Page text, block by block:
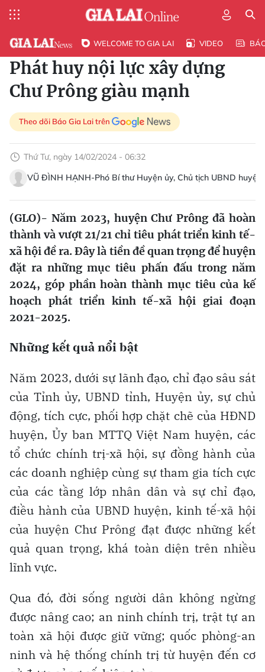
WELCOME TO GIA LAI VIDEO
Phát huy nội lực xây dựng
Chư Prông giàu mạnh
Theo dõi Báo Gia Lai trên
Thứ Tư, ngày 14/02/2024 - 06:32
VŨ ĐÌNH HẠNH-Phó Bí thư Huyện ủy, Chủ tịch UBND huyện
(GLO)- Năm 2023, huyện Chư Prông đã hoàn
thành và vượt 21/21 chỉ tiêu phát triển kinh tế-
xã hội đề ra. Đây là tiền đề quan trọng để huyện
đặt ra những mục tiêu phấn đấu trong năm
2024, góp phần hoàn thành mục tiêu của kế
hoạch phát triển kinh tế-xã hội giai đoạn
2021-2025.
Những kết quả nổi bật
Năm 2023, dưới sự lãnh đạo, chỉ đạo sâu sát
của Tỉnh ủy, UBND tỉnh, Huyện ủy, sự chủ
động, tích cực, phối hợp chặt chẽ của HĐND
huyện, Ủy ban MTTQ Việt Nam huyện, các
tổ chức chính trị-xã hội, sự đồng hành của
các doanh nghiệp cùng sự tham gia tích cực
của các tầng lớp nhân dân và sự chỉ đạo,
điều hành của UBND huyện, kinh tế-xã hội
của huyện Chư Prông đạt được những kết
quả quan trọng, khá toàn diện trên nhiều
lĩnh vực.
Qua đó, đời sống người dân không ngừng
được nâng cao; an ninh chính trị, trật tự an
toàn xã hội được giữ vững; quốc phòng-an
ninh và hệ thống chính trị từ huyện đến cơ